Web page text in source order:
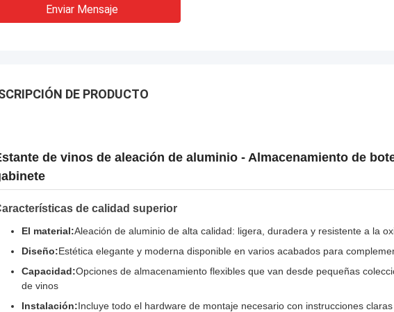
Enviar Mensaje
DE PRODUCTO
de vinos de aleación de aluminio - Almacenamiento de
de calidad superior
El material:Aleación de aluminio de alta calidad: ligera, duradera y resistente a la
Diseño:Estética elegante y moderna disponible en varios acabados para
Capacidad:Opciones de almacenamiento flexibles que van desde pequeñas
de vinos
Instalación:Incluye todo el hardware de montaje necesario con instrucciones